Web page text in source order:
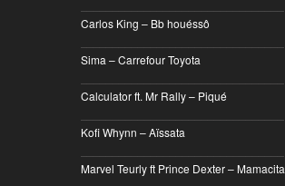
Carlos King – Bb houéssô
Sima – Carrefour Toyota
Calculator ft. Mr Rally – Piqué
Kofi Whynn – Aïssata
Marvel Teurly ft Prince Dexter – Mamacita